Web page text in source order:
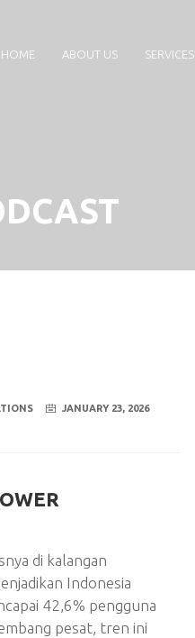
HOME ABOUT US SERVICES
JANUARY 23, 2026
di kalangan
Indonesia
42,6% pengguna
pesat, tren ini